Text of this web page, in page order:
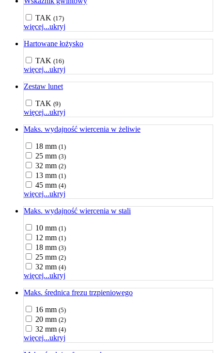
TAK (17)
więcej...ukryj
Hartowane łożysko
TAK (16)
więcej...ukryj
Zestaw lunet
TAK (9)
więcej...ukryj
Maks. wydajność wiercenia w żeliwie
18 mm (1)
25 mm (3)
32 mm (2)
13 mm (1)
45 mm (4)
więcej...ukryj
Maks. wydajność wiercenia w stali
10 mm (1)
12 mm (1)
18 mm (3)
25 mm (2)
32 mm (4)
więcej...ukryj
Maks. średnica frezu trzpieniowego
16 mm (5)
20 mm (2)
32 mm (4)
więcej...ukryj